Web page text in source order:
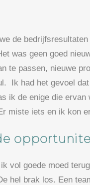
de
was geen goed
te passen, nieuwe
Ik had het gevoel
ik de enige die
miste iets en ik kon
vol goede moed
hel brak los. Een